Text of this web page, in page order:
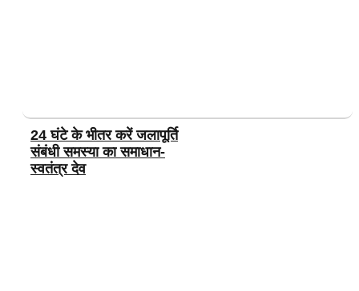
24 घंटे के भीतर करें जलापूर्ति
संबंधी समस्या का समाधान-
स्वतंत्र देव